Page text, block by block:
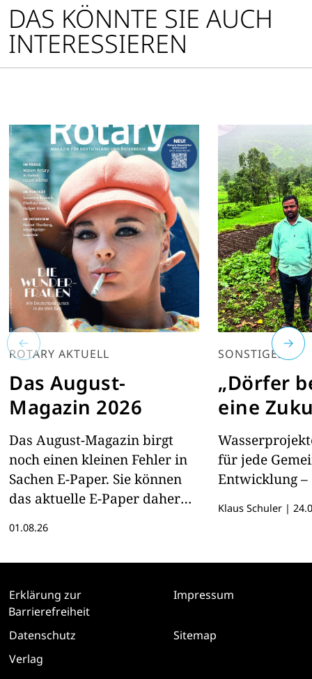
DAS KÖNNTE SIE AUCH
INTERESSIEREN
ROTARY AKTUELL
Das August-
Magazin 2026
Das August-Magazin birgt
noch einen kleinen Fehler in
Sachen E-Paper. Sie können
das aktuelle E-Paper daher
01.08.26
SONSTIGES
„Dörfer
eine
für jede
Entwicklung –
Klaus Schuler |
Erklärung zur
Barrierefreiheit
Impressum
Datenschutz
Sitemap
Verlag